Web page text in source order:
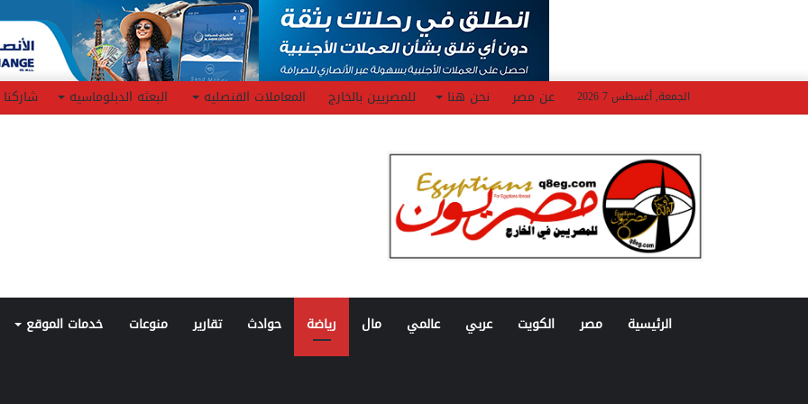
الجمعة, أغسطس 7 2026 عن مصر نحن هنا للمصريين بالخارج المعاملات القنصليه البعثه الدبلوماسيه شاركنا
الرئيسية مصر الكويت عربي عالمي مال رياضة حوادث تقارير منوعات خدمات الموقع